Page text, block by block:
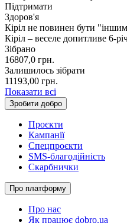
Підтримати
Здоров'я
Кіріл не повинен бути
Кіріл – веселе допитливе 6-
Зібрано
16807,0 грн.
Залишилось зібрати
11193,00 грн.
Показати всі
Зробити добро
Проєкти
Кампанії
Спецпроєкти
SMS-благодійність
Скарбнички
Про платформу
Про нас
Як працює dobro.ua